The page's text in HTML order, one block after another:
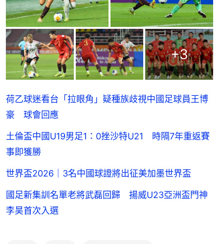
+3
荷乙球迷看台「拉眼角」疑種族歧視中國足球員王博
豪 球會回應
土倫盃中國U19男足1：0挫沙特U21 時隔7年重返賽
事即獲勝
世界盃2026｜3名中國球證將出征美加墨世界盃
國足新集訓名單老將武磊回歸 揚威U23亞洲盃門神
李昊首次入選